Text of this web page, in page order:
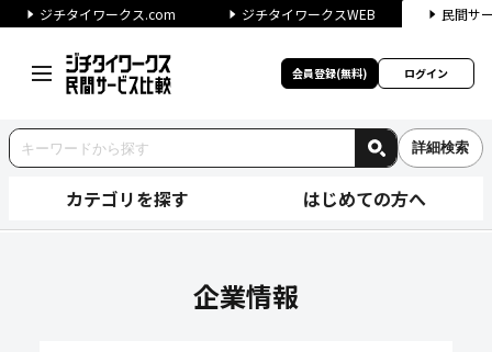
ジチタイワークス.com ジチタイワークスWEB 民間サ
会員登録(無料) ログイン
詳細検索
カテゴリを探す はじめての方へ
企業情報